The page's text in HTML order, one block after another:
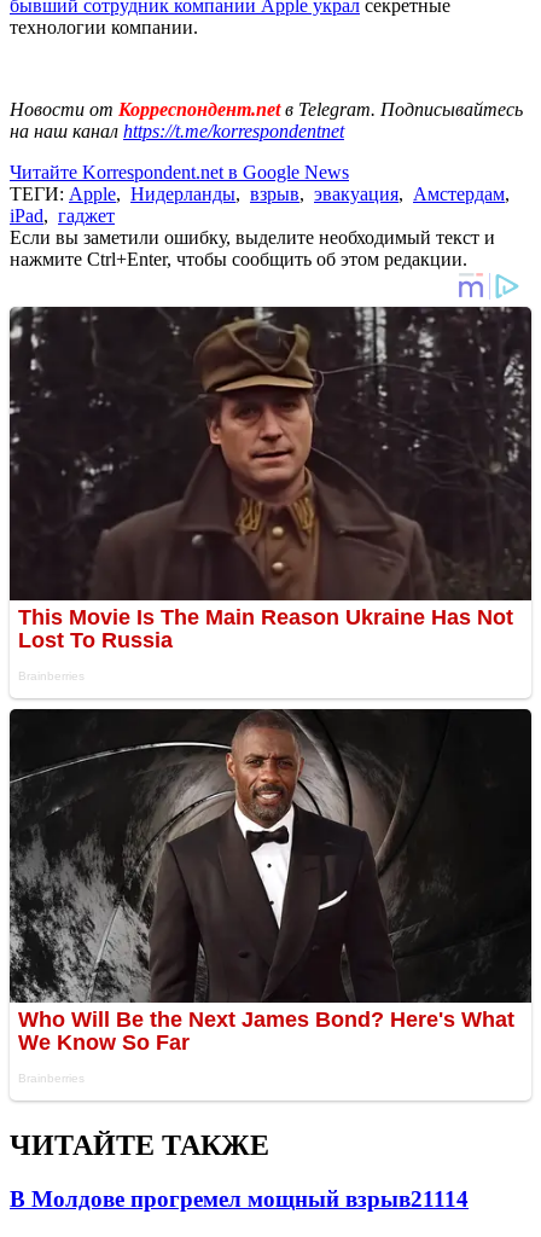
бывший сотрудник компании Apple украл секретные
технологии компании.
Новости от Корреспондент.netв Telegram. Подписывайтесь
на наш канал https://t.me/korrespondentnet
Читайте Korrespondent.net в Google News
ТЕГИ: Apple, Нидерланды, взрыв, эвакуация, Амстердам,
iPad, гаджет
Если вы заметили ошибку, выделите необходимый текст и
нажмите Ctrl+Enter, чтобы сообщить об этом редакции.
ЧИТАЙТЕ ТАКЖЕ
В Молдове прогремел мощный взрыв21114